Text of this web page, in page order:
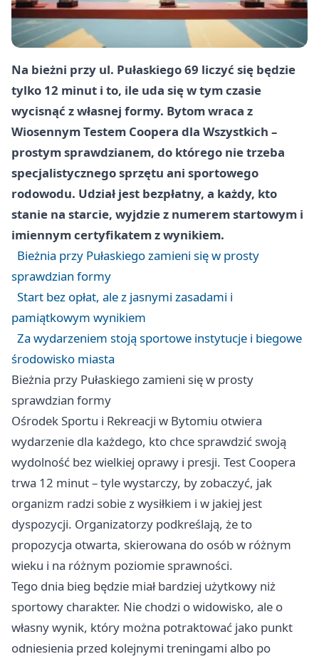
Na bieżni przy ul. Pułaskiego 69 liczyć się będzie
tylko 12 minut i to, ile uda się w tym czasie
wycisnąć z własnej formy. Bytom wraca z
Wiosennym Testem Coopera dla Wszystkich –
prostym sprawdzianem, do którego nie trzeba
specjalistycznego sprzętu ani sportowego
rodowodu. Udział jest bezpłatny, a każdy, kto
stanie na starcie, wyjdzie z numerem startowym i
imiennym certyfikatem z wynikiem.
Bieżnia przy Pułaskiego zamieni się w prosty
sprawdzian formy
Start bez opłat, ale z jasnymi zasadami i
pamiątkowym wynikiem
Za wydarzeniem stoją sportowe instytucje i biegowe
środowisko miasta
Bieżnia przy Pułaskiego zamieni się w prosty
sprawdzian formy
Ośrodek Sportu i Rekreacji w Bytomiu otwiera
wydarzenie dla każdego, kto chce sprawdzić swoją
wydolność bez wielkiej oprawy i presji. Test Coopera
trwa 12 minut – tyle wystarczy, by zobaczyć, jak
organizm radzi sobie z wysiłkiem i w jakiej jest
dyspozycji. Organizatorzy podkreślają, że to
propozycja otwarta, skierowana do osób w różnym
wieku i na różnym poziomie sprawności.
Tego dnia bieg będzie miał bardziej użytkowy niż
sportowy charakter. Nie chodzi o widowisko, ale o
własny wynik, który można potraktować jako punkt
odniesienia przed kolejnymi treningami albo po